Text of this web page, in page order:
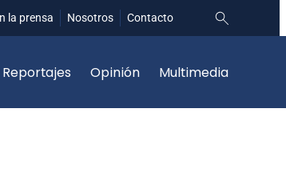
la prensa Nosotros Contacto
Reportajes Opinión Multimedia